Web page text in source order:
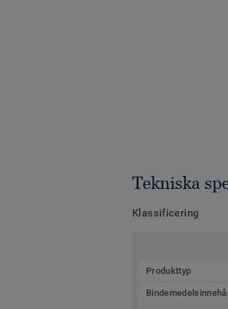
Tekniska
Klassificering
Produkttyp
Bindemedelsinnehåll